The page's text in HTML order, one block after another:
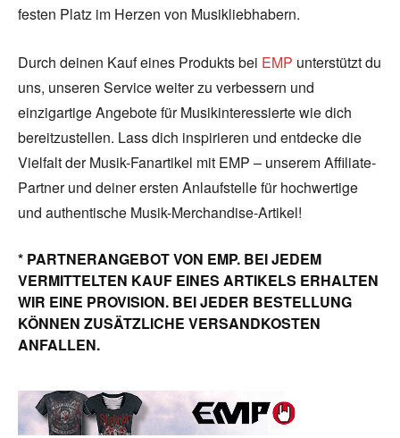
festen Platz im Herzen von Musikliebhabern.
Durch deinen Kauf eines Produkts bei EMP unterstützt du
uns, unseren Service weiter zu verbessern und
einzigartige Angebote für Musikinteressierte wie dich
bereitzustellen. Lass dich inspirieren und entdecke die
Vielfalt der Musik-Fanartikel mit EMP – unserem Affiliate-
Partner und deiner ersten Anlaufstelle für hochwertige
und authentische Musik-Merchandise-Artikel!
* PARTNERANGEBOT VON EMP. BEI JEDEM
VERMITTELTEN KAUF EINES ARTIKELS ERHALTEN
WIR EINE PROVISION. BEI JEDER BESTELLUNG
KÖNNEN ZUSÄTZLICHE VERSANDKOSTEN
ANFALLEN.